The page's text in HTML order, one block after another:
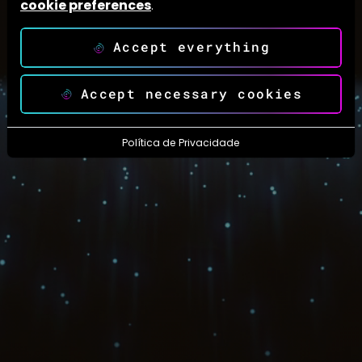
cookie preferences.
Accept everything
Accept necessary cookies
Política de Privacidade